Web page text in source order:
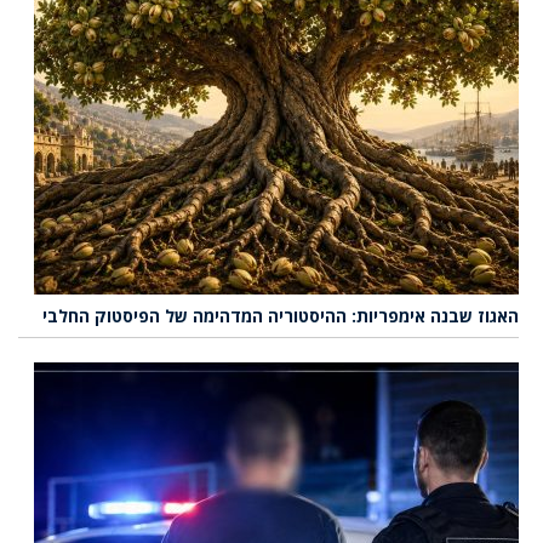
האגוז שבנה אימפריות: ההיסטוריה המדהימה של הפיסטוק החלבי